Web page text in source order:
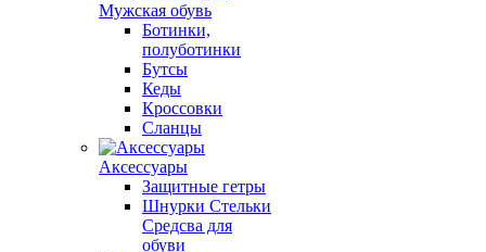
Мужская обувь
Ботинки,
полуботинки
Бутсы
Кеды
Кроссовки
Сланцы
Аксессуары
Защитные гетры
Шнурки Стельки
Средсва для
обуви